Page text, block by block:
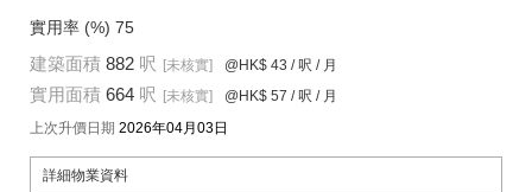
實用率 (%) 75
建築面積 882 呎 [未核實] @HK$ 43 / 呎 / 月
實用面積 664 呎 [未核實] @HK$ 57 / 呎 / 月
上次升價日期 2026年04月03日
詳細物業資料